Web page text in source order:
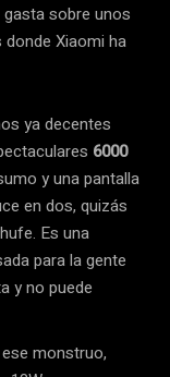
gasta sobre unos
donde Xiaomi ha
ya decentes
6000
y una pantalla
en dos, quizás
Es una
para la gente
y no puede
monstruo,